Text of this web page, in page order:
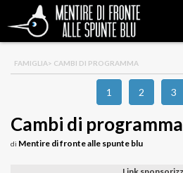
FAMIGLIA> CAMBI DI PROGRAMMA
1 2 3
Cambi di programma
di Mentire di fronte alle spunte blu